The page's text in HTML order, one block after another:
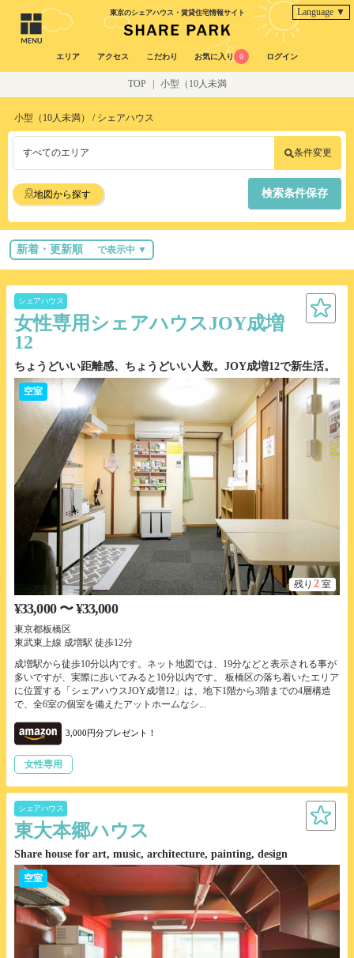
東京のシェアハウス・賃貸住宅情報サイト Language ▼
エリア アクセス こだわり お気に入り 0 ログイン
TOP 小型（10人未満
小型（10人未満） / シェアハウス
すべてのエリア 条件変更
地図から探す 検索条件保存
新着・更新順 で表示中 ▼
シェアハウス
女性専用シェアハウスJOY成増
12
ちょうどいい距離感、ちょうどいい人数。JOY成増12で新生活。
空室
残り 2 室
¥33,000 〜 ¥33,000
東京都板橋区
東武東上線 成増駅 徒歩12分
成増駅から徒歩10分以内です。ネット地図では、19分などと表示される事が
多いですが、実際に歩いてみると10分以内です。 板橋区の落ち着いたエリア
に位置する「シェアハウスJOY成増12」は、地下1階から3階までの4層構造
で、全6室の個室を備えたアットホームなシ...
3,000円分プレゼント！
女性専用
シェアハウス
東大本郷ハウス
Share house for art, music, architecture, painting, design
空室